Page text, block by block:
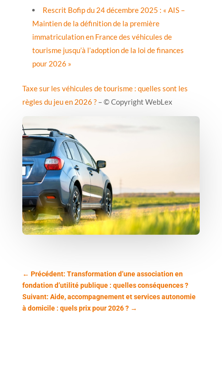
Rescrit Bofip du 24 décembre 2025 : « AIS –
Maintien de la définition de la première
immatriculation en France des véhicules de
tourisme jusqu’à l’adoption de la loi de finances
pour 2026 »
Taxe sur les véhicules de tourisme : quelles sont les
règles du jeu en 2026 ?– © Copyright WebLex
← Précédent: Transformation d’une association en
fondation d’utilité publique : quelles conséquences ?
Suivant: Aide, accompagnement et services autonomie
à domicile : quels prix pour 2026 ?→